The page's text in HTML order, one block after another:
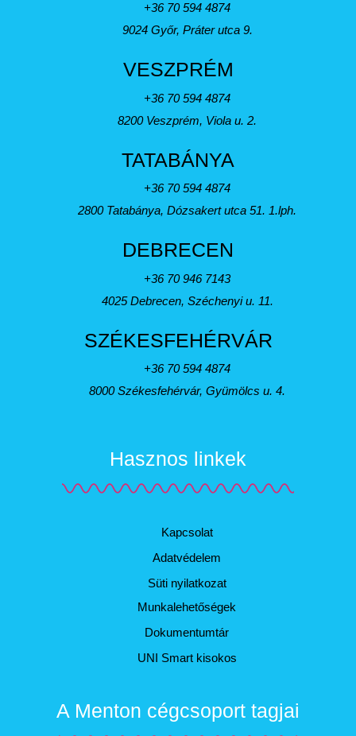
+36 70 594 4874
9024 Győr, Práter utca 9.
VESZPRÉM
+36 70 594 4874
8200 Veszprém, Viola u. 2.
TATABÁNYA
+36 70 594 4874
2800 Tatabánya, Dózsakert utca 51. 1.lph.
DEBRECEN
+36 70 946 7143
4025 Debrecen, Széchenyi u. 11.
SZÉKESFEHÉRVÁR
+36 70 594 4874
8000 Székesfehérvár, Gyümölcs u. 4.
A Menton cégcsoport tagjai
Hasznos linkek
Kapcsolat
Adatvédelem
Süti nyilatkozat
Munkalehetőségek
Dokumentumtár
UNI Smart kisokos